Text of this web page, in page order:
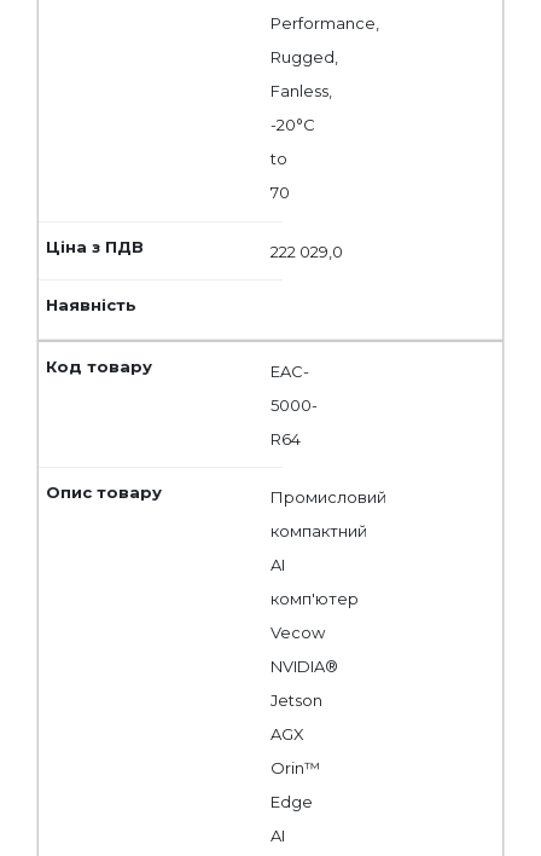
Performance,
Rugged,
Fanless,
-20°C
to
70
222 029,0
EAC-
5000-
R64
Промисловий
компактний
AI
комп'ютер
Vecow
NVIDIA®
Jetson
AGX
Orin™
Edge
AI